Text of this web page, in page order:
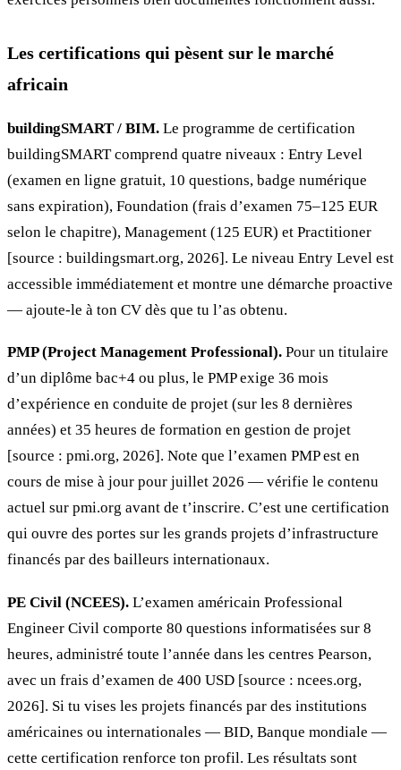
Les certifications qui pèsent sur le marché
africain
buildingSMART / BIM. Le programme de certification
buildingSMART comprend quatre niveaux : Entry Level
(examen en ligne gratuit, 10 questions, badge numérique
sans expiration), Foundation (frais d’examen 75–125 EUR
selon le chapitre), Management (125 EUR) et Practitioner
[source : buildingsmart.org, 2026]. Le niveau Entry Level est
accessible immédiatement et montre une démarche proactive
— ajoute-le à ton CV dès que tu l’as obtenu.
PMP (Project Management Professional). Pour un titulaire
d’un diplôme bac+4 ou plus, le PMP exige 36 mois
d’expérience en conduite de projet (sur les 8 dernières
années) et 35 heures de formation en gestion de projet
[source : pmi.org, 2026]. Note que l’examen PMP est en
cours de mise à jour pour juillet 2026 — vérifie le contenu
actuel sur pmi.org avant de t’inscrire. C’est une certification
qui ouvre des portes sur les grands projets d’infrastructure
financés par des bailleurs internationaux.
PE Civil (NCEES). L’examen américain Professional
Engineer Civil comporte 80 questions informatisées sur 8
heures, administré toute l’année dans les centres Pearson,
avec un frais d’examen de 400 USD [source : ncees.org,
2026]. Si tu vises les projets financés par des institutions
américaines ou internationales — BID, Banque mondiale —
cette certification renforce ton profil. Les résultats sont